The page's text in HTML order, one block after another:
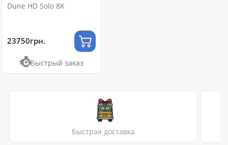
Dune HD Solo 8K
23750грн.
Быстрый заказ
Быстрая доставка